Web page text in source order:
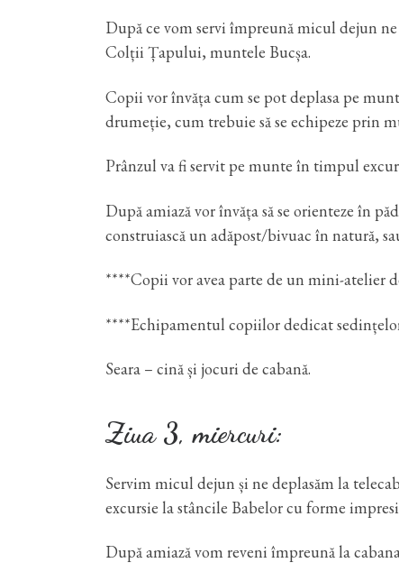
După ce vom servi împreună micul dejun
Colții Țapului, muntele Bucșa.
Copii vor învăța cum se pot deplasa pe
drumeție, cum trebuie să se echipeze prin
Prânzul va fi servit pe munte în timpul
După amiază vor învăța să se orienteze în
construiască un adăpost/bivuac în natură,
****Copii vor avea parte de un mini-atelier
****Echipamentul copiilor dedicat
Seara – cină și jocuri de cabană.
Ziua 3, miercuri:
Servim micul dejun și ne deplasăm la
excursie la stâncile Babelor cu forme
După amiază vom reveni împreună la